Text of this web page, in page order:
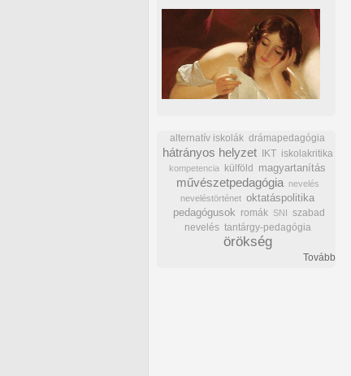
alternatív iskolák drámapedagógia
hátrányos helyzet IKT iskolakritika
kompetencia külföld magyartanítás
művészetpedagógia
nevelés
neveléstörténet oktatáspolitika
pedagógusok romák SNI szabad
nevelés tantárgy-pedagógia
örökség
Tovább